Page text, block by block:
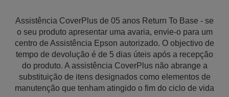
Assistência CoverPlus de 05 anos Return To Base - se
o seu produto apresentar uma avaria, envie-o para um
centro de Assistência Epson autorizado. O objectivo de
tempo de devolução é de 5 dias úteis após a recepção
do produto. A assistência CoverPlus não abrange a
substituição de itens designados como elementos de
manutenção que tenham atingido o fim do ciclo de vida